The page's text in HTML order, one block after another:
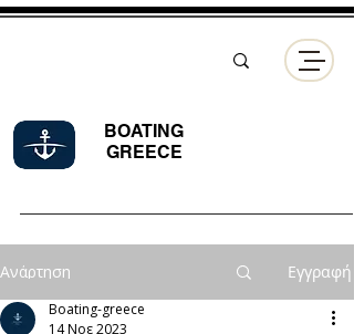
BOATING
GREECE
Ανάρτηση Εγγραφή
Boating-greece
14 Νοε 2023